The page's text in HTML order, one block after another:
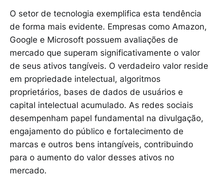
O setor de tecnologia exemplifica esta tendência
de forma mais evidente. Empresas como Amazon,
Google e Microsoft possuem avaliações de
mercado que superam significativamente o valor
de seus ativos tangíveis. O verdadeiro valor reside
em propriedade intelectual, algoritmos
proprietários, bases de dados de usuários e
capital intelectual acumulado. As redes sociais
desempenham papel fundamental na divulgação,
engajamento do público e fortalecimento de
marcas e outros bens intangíveis, contribuindo
para o aumento do valor desses ativos no
mercado.